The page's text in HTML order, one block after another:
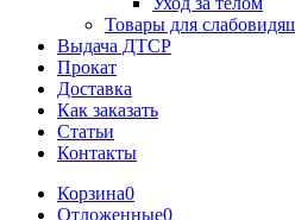
Товары для
Выдача ДТСР
Прокат
Доставка
Как заказать
Статьи
Контакты
Корзина0
Отложенные0